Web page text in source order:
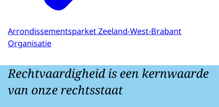
Arrondissementsparket Zeeland-West-Brabant
Organisatie
Rechtvaardigheid is een kernwaarde
van onze rechtsstaat